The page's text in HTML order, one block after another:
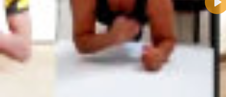
E-Mail-Adresse (optional):